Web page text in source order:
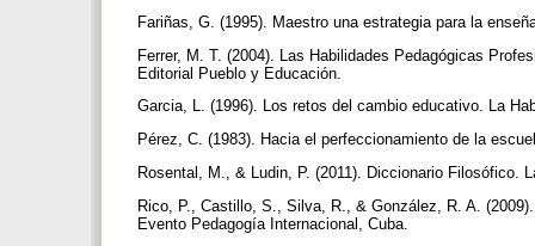
Fariñas, G. (1995). Maestro una estrategia para la
Ferrer, M. T. (2004). Las Habilidades Pedagógicas
Editorial Pueblo y Educación.
Garcia, L. (1996). Los retos del cambio educativo. La
Pérez, C. (1983). Hacia el perfeccionamiento de la
Rosental, M., & Ludin, P. (2011). Diccionario Filosófico.
Rico, P., Castillo, S., Silva, R., & González, R. A.
Evento Pedagogía Internacional, Cuba.